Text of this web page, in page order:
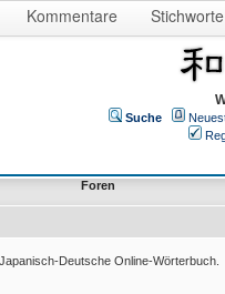
Kommentare Stichworte
Suche
Foren
Deutsche Online-Wörterbuch.